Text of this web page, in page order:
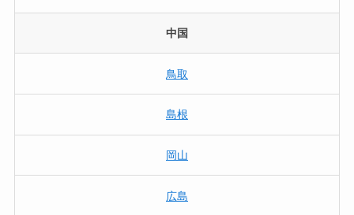
中国
鳥取
島根
岡山
広島